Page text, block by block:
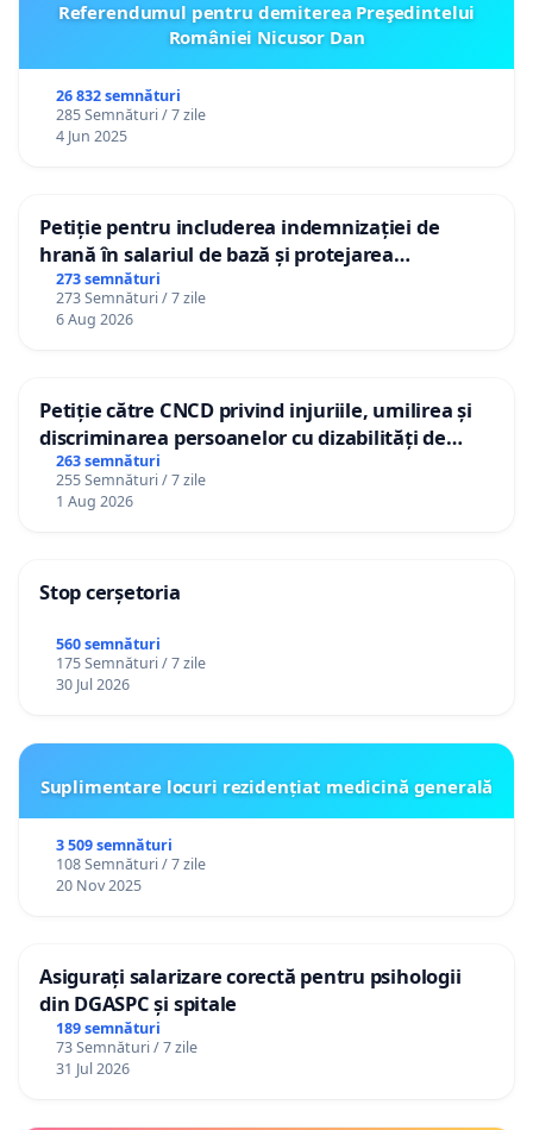
Referendumul pentru demiterea Preşedintelui
României Nicusor Dan
26 832 semnături
285 Semnături / 7 zile
4 Jun 2025
Petiție pentru includerea indemnizației de
hrană în salariul de bază și protejarea
gradațiilor de vechime pentru asistenții
personali
273 semnături
273 Semnături / 7 zile
6 Aug 2026
Petiție către CNCD privind injuriile, umilirea și
discriminarea persoanelor cu dizabilități de
către utilizatorul TikTok „Gorici”
263 semnături
255 Semnături / 7 zile
1 Aug 2026
Stop cerșetoria
560 semnături
175 Semnături / 7 zile
30 Jul 2026
Suplimentare locuri rezidențiat medicină generală
3 509 semnături
108 Semnături / 7 zile
20 Nov 2025
Asigurați salarizare corectă pentru psihologii
din DGASPC și spitale
189 semnături
73 Semnături / 7 zile
31 Jul 2026